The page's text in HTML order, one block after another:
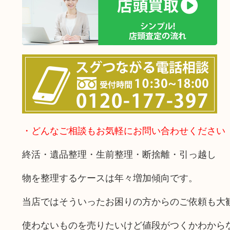
・どんなご相談もお気軽にお問い合わせください
終活・遺品整理・生前整理・断捨離・引っ越し
物を整理するケースは年々増加傾向です。
当店ではそういったお困りの方からのご依頼も大
使わないものを売りたいけど値段がつくかわか